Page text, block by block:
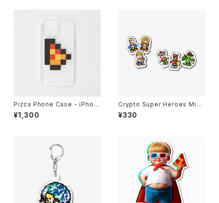
Pizza Phone Case - iPhon
e 15
¥1,300
Crypto Super Heroes Mini
Sticker
¥330